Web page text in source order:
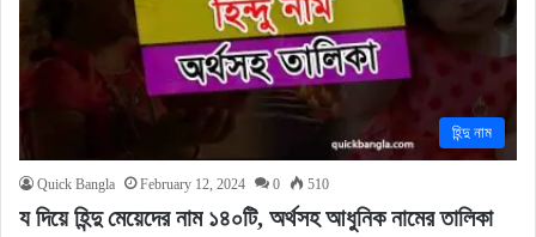
হিন্দু নাম
Quick Bangla February 12, 2024 0 510
য দিয়ে হিন্দু মেয়েদের নাম ১৪০টি, অর্থসহ আধুনিক নামের তালিকা